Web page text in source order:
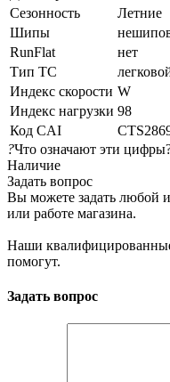
Сезонность
Летние
Шипы
RunFlat
нет
Тип ТС
Индекс скорости W
Индекс нагрузки 98
Код CAI
?Что означают эти
Наличие
Задать вопрос
Вы можете задать любой
или работе магазина.
Наши
помогут.
Задать вопрос